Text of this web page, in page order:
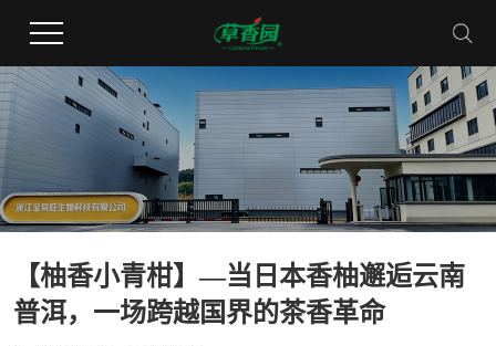
【柚香小青柑】—当日本香柚邂逅云南
普洱，一场跨越国界的茶香革命